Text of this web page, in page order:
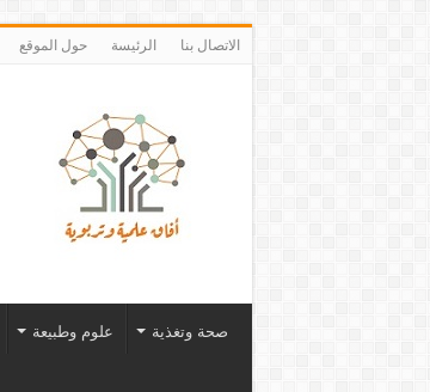
الاتصال بنا الرئيسة حول الموقع
صحة وتغذية علوم وطبيعة